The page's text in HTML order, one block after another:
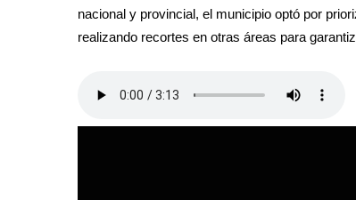
nacional y provincial, el municipio optó por
realizando recortes en otras áreas para